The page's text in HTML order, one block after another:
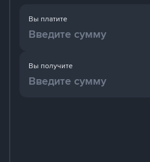
Вы платите
Вы получите